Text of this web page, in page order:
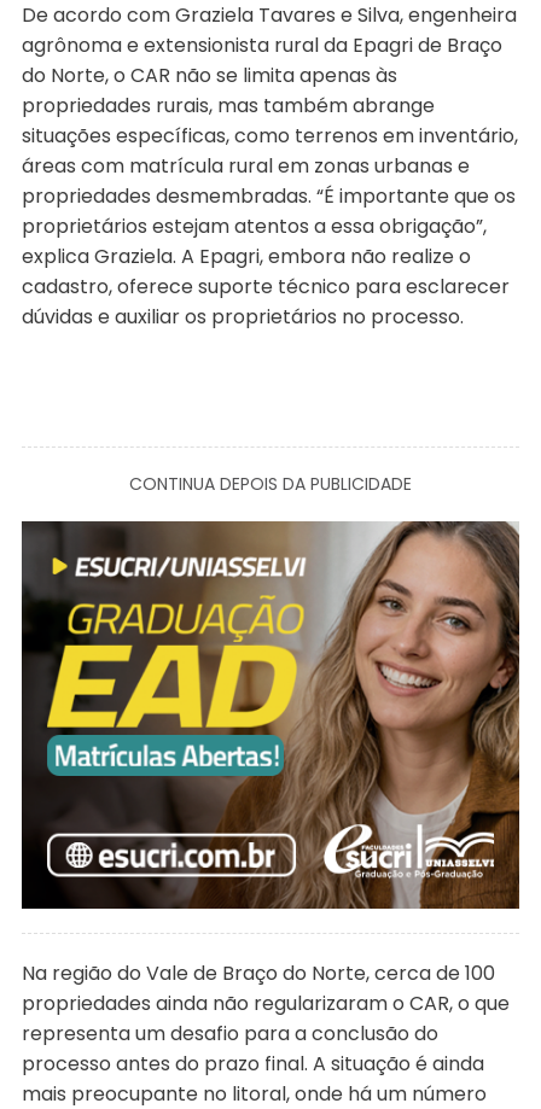
De acordo com Graziela Tavares e Silva, engenheira
agrônoma e extensionista rural da Epagri de Braço
do Norte, o CAR não se limita apenas às
propriedades rurais, mas também abrange
situações específicas, como terrenos em inventário,
áreas com matrícula rural em zonas urbanas e
propriedades desmembradas. “É importante que os
proprietários estejam atentos a essa obrigação”,
explica Graziela. A Epagri, embora não realize o
cadastro, oferece suporte técnico para esclarecer
dúvidas e auxiliar os proprietários no processo.
CONTINUA DEPOIS DA PUBLICIDADE
Na região do Vale de Braço do Norte, cerca de 100
propriedades ainda não regularizaram o CAR, o que
representa um desafio para a conclusão do
processo antes do prazo final. A situação é ainda
mais preocupante no litoral, onde há um número